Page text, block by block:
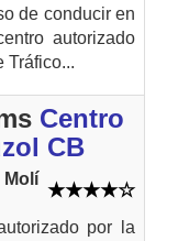
de conducir en
autorizado
Tráfico...
Centro
CB
por la